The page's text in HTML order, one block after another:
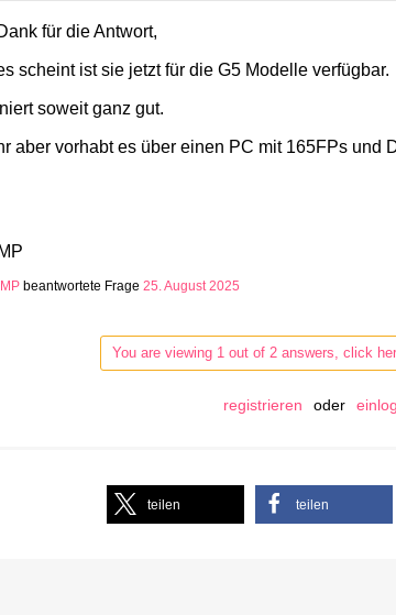
für die Antwort,
scheint ist sie jetzt für die G5 Modelle verfügbar.
soweit ganz gut.
aber vorhabt es über einen PC mit 165FPs und
beantwortete Frage 25. August 2025
You are viewing 1 out of 2 answers, click
registrieren oder
teilen teilen